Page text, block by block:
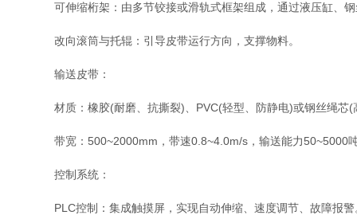
可伸缩桁架​​：由多节铰接或滑轨式框架组成，通过液压缸、钢
​​改向滚筒与托辊​​：引导皮带运行方向，支撑物料。
​​输送皮带​​：
材质​​：橡胶(耐磨、抗撕裂)、PVC(轻型、防静电)或钢丝绳芯(
带宽​​：500~2000mm，带速0.8~4.0m/s，输送能力50~5000
​​控制系统​​：
​​PLC控制​​：集成触摸屏，实现自动伸缩、速度调节、故障报警